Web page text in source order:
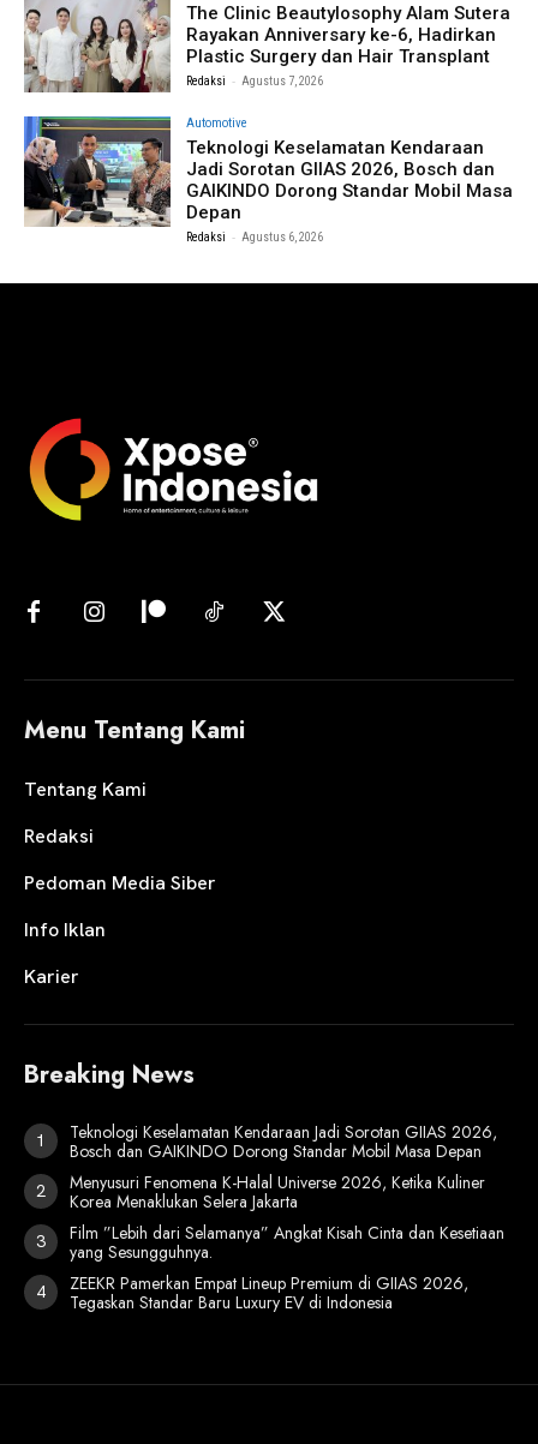
The Clinic Beautylosophy Alam Sutera
Rayakan Anniversary ke-6, Hadirkan
Plastic Surgery dan Hair Transplant
Redaksi - Agustus 7, 2026
Automotive
Teknologi Keselamatan Kendaraan
Jadi Sorotan GIIAS 2026, Bosch dan
GAIKINDO Dorong Standar Mobil Masa
Depan
Redaksi - Agustus 6, 2026
Menu Tentang Kami
Tentang Kami
Redaksi
Pedoman Media Siber
Info Iklan
Karier
Breaking News
Teknologi Keselamatan Kendaraan Jadi Sorotan GIIAS 2026,
Bosch dan GAIKINDO Dorong Standar Mobil Masa Depan
Menyusuri Fenomena K-Halal Universe 2026, Ketika Kuliner
Korea Menaklukan Selera Jakarta
Film ”Lebih dari Selamanya” Angkat Kisah Cinta dan Kesetiaan
yang Sesungguhnya.
ZEEKR Pamerkan Empat Lineup Premium di GIIAS 2026,
Tegaskan Standar Baru Luxury EV di Indonesia